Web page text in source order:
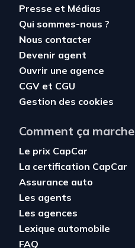
Presse et Médias
Qui sommes-nous ?
Nous contacter
Devenir agent
Ouvrir une agence
CGV et CGU
Gestion des cookies
Comment ça marche
Le prix CapCar
La certification CapCar
Assurance auto
Les agents
Les agences
Lexique automobile
FAQ